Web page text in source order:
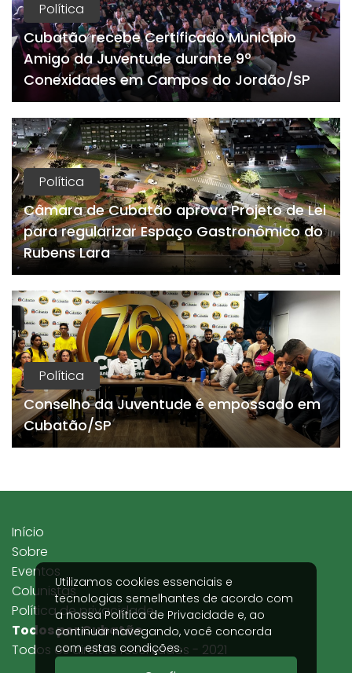
Política
Cubatão recebe Certificado Município
Amigo da Juventude durante 9º
Conexidades em Campos do Jordão/SP
Política
Câmara de Cubatão aprova Projeto de Lei
para regularizar Espaço Gastronômico do
Rubens Lara
Política
Conselho da Juventude é empossado em
Cubatão/SP
Utilizamos cookies essenciais e
tecnologias semelhantes de acordo com
a nossaPolítica de Privacidade e, ao
continuar navegando, você concorda
com estas condições.
Todos por Cubatão
Todos os direitos reservados - 2021
Início
Sobre
Eventos
Colunistas
Política de privacidade